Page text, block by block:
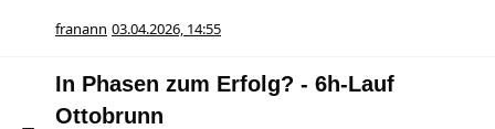
franann 03.04.2026, 14:55
In Phasen zum Erfolg? - 6h-Lauf
Ottobrunn